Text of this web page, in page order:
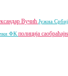
Вучић Јужна
ФК полиција